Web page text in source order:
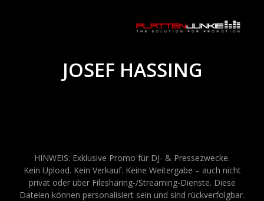
JOSEF HASSING
HINWEIS: Exklusive Promo für DJ- & Pressezwecke.
Kein Upload. Kein Verkauf. Keine Weitergabe – auch nicht
privat oder über Filesharing-/Streaming-Dienste. Diese
Dateien können personalisiert sein und sind rückverfolgbar.